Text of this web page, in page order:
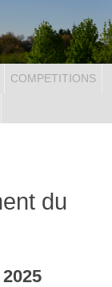
COMPETITIONS
du
2025